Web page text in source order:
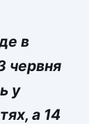
в
червня
у
а 14